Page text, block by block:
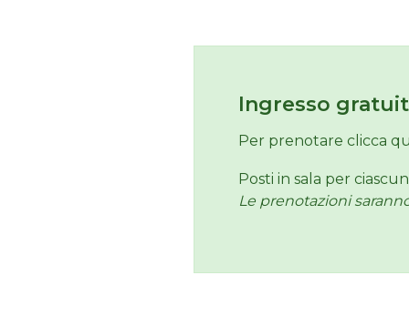
Ingresso
Per prenotare clicca
Posti in sala per
Le prenotazioni